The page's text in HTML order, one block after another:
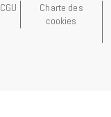
CGU
Charte des
cookies